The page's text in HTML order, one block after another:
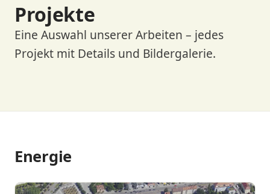
Projekte
Eine Auswahl unserer Arbeiten – jedes
Projekt mit Details und Bildergalerie.
Energie